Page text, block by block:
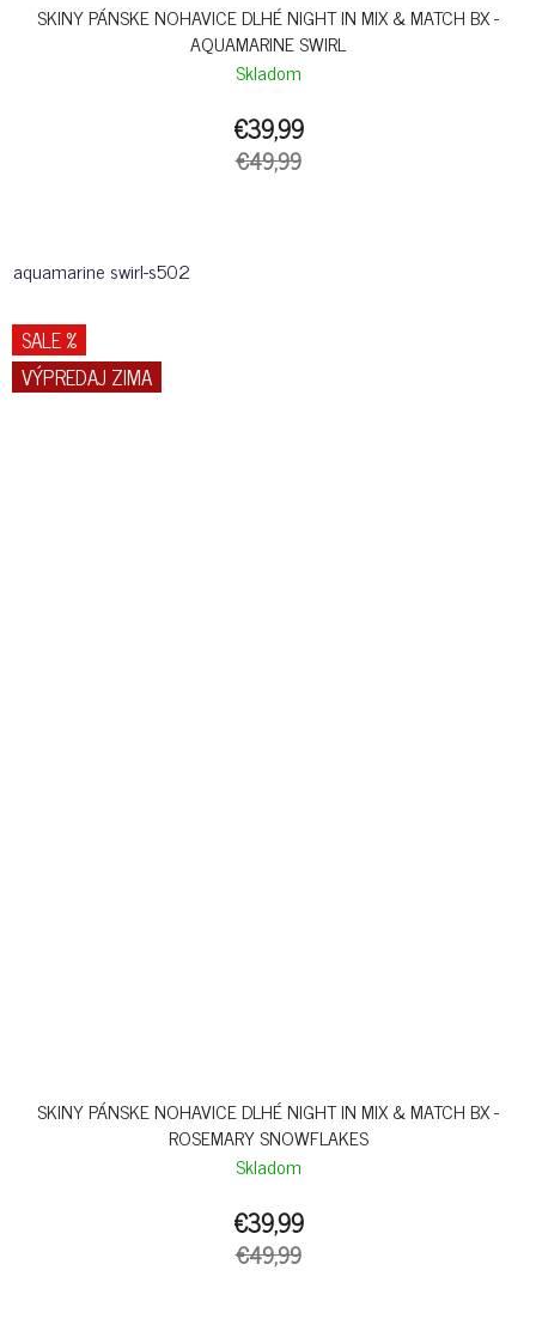
SKINY PÁNSKE NOHAVICE DLHÉ NIGHT IN MIX & MATCH BX -
AQUAMARINE SWIRL
Skladom
€39,99
€49,99
aquamarine swirl-s502
SALE %
VÝPREDAJ ZIMA
SKINY PÁNSKE NOHAVICE DLHÉ NIGHT IN MIX & MATCH BX -
ROSEMARY SNOWFLAKES
Skladom
€39,99
€49,99